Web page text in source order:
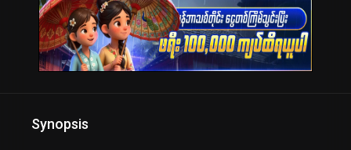
Synopsis